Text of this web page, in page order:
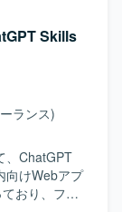
スト駆動開
的な視点で
ける方を歓
深く関わる
プロダクト
技術・組織
に留まら
、アーキテ
ただけま
ンドおよび
のZIPファ
機能の実装
・連携機能
開発環境お
ECSへの
す。 CI/CD
す。 単体テ
っていただ
方を求めて
Skills
ランス)
、ChatGPT
向けWebアプ
おり、フル